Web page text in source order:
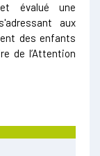
évalué une
aux
des enfants
de l’Attention